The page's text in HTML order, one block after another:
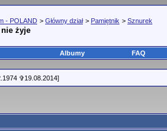
- POLAND > Główny dział > Pamiętnik > Sznurek
żyje
Albumy FAQ
✞19.08.2014]